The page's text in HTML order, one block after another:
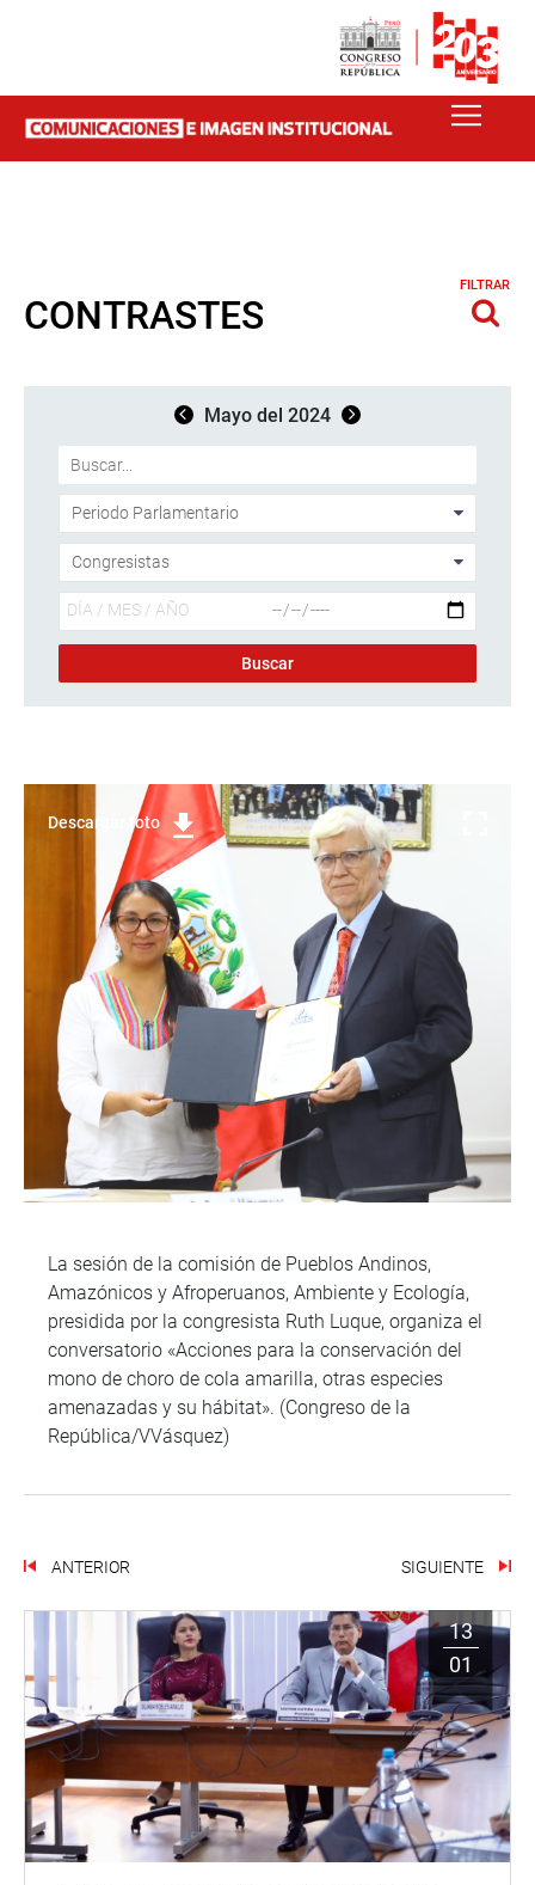
CONTRASTES
FILTRAR
Mayo del 2024
Descargar foto
La sesión de la comisión de Pueblos Andinos,
Amazónicos y Afroperuanos, Ambiente y Ecología,
presidida por la congresista Ruth Luque, organiza el
conversatorio «Acciones para la conservación del
mono de choro de cola amarilla, otras especies
amenazadas y su hábitat». (Congreso de la
República/VVásquez)
ANTERIOR SIGUIENTE
13
01